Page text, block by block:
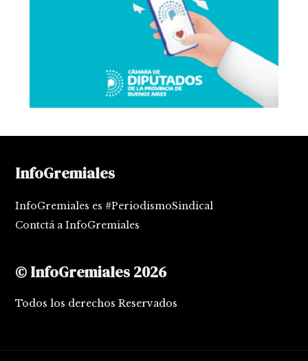
InfoGremiales
InfoGremiales es #PeriodismoSindical
Contctá a InfoGremiales
© InfoGremiales 2026
Todos los derechos Reservados